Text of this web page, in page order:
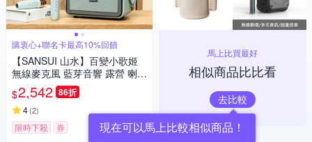
購衷心+聯名卡最高10%回饋
【SANSUI 山水】百變小歌姬
無線麥克風 藍芽音響 露營 喇叭
卡拉OK (SKTV-K33)
$2,542 86折
4(2)
限時下殺 券
馬上比買最好
相似商品比比看
去比較
現在可以馬上比較相似商品！